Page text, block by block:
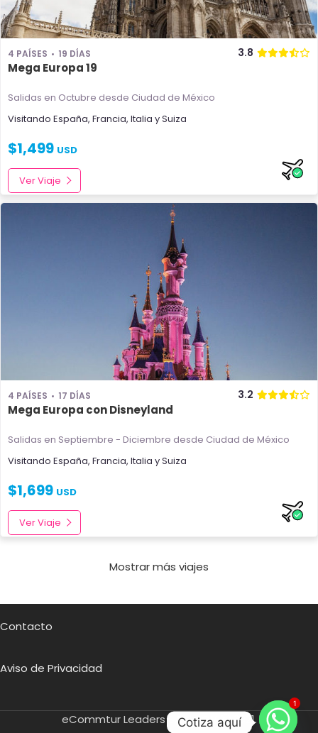
4 PAÍSES 19 DÍAS 3.8
Mega Europa 19
Salidas en Octubre desde Ciudad de México
Visitando España, Francia, Italia ySuiza
$1,499 USD
Ver Viaje
4 PAÍSES 17 DÍAS 3.2
Mega Europa con Disneyland
Salidas en Septiembre - Diciembre desde Ciudad de México
Visitando España, Francia, Italia ySuiza
$1,699 USD
Ver Viaje
Mostrar más viajes
Contacto
Aviso de Privacidad
eCommtur Leaders SA de CV 2021.
1
Cotiza aquí